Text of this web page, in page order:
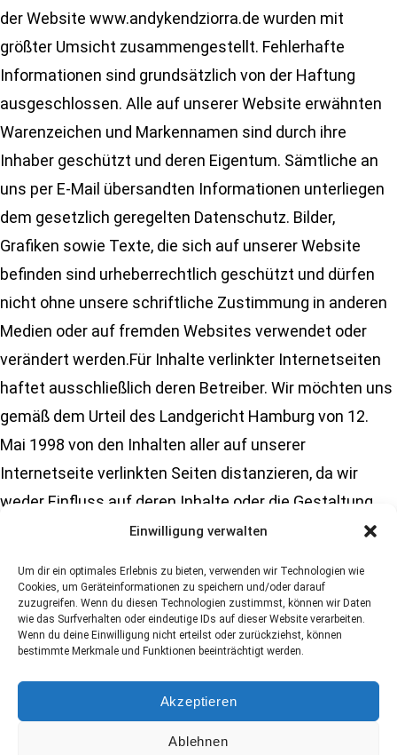
Einwilligung verwalten
Um dir ein optimales Erlebnis zu bieten, verwenden wir Technologien wie
Cookies, um Geräteinformationen zu speichern und/oder darauf
zuzugreifen. Wenn du diesen Technologien zustimmst, können wir Daten
wie das Surfverhalten oder eindeutige IDs auf dieser Website verarbeiten.
Wenn du deine Einwilligung nicht erteilst oder zurückziehst, können
bestimmte Merkmale und Funktionen beeinträchtigt werden.
Akzeptieren
Ablehnen
der Website www.andykendziorra.de wurden mit
größter Umsicht zusammengestellt. Fehlerhafte
Informationen sind grundsätzlich von der Haftung
ausgeschlossen. Alle auf unserer Website erwähnten
Warenzeichen und Markennamen sind durch ihre
Inhaber geschützt und deren Eigentum. Sämtliche an
uns per E-Mail übersandten Informationen unterliegen
dem gesetzlich geregelten Datenschutz. Bilder,
Grafiken sowie Texte, die sich auf unserer Website
befinden sind urheberrechtlich geschützt und dürfen
nicht ohne unsere schriftliche Zustimmung in anderen
Medien oder auf fremden Websites verwendet oder
verändert werden.Für Inhalte verlinkter Internetseiten
haftet ausschließlich deren Betreiber. Wir möchten uns
gemäß dem Urteil des Landgericht Hamburg von 12.
Mai 1998 von den Inhalten aller auf unserer
Internetseite verlinkten Seiten distanzieren, da wir
weder Einfluss auf deren Inhalte oder die Gestaltung
haben. Bitte teilen Sie uns mit, sofern Sie auf von uns
Rechte Dritter verstossen oder umstritten, bzw.
besorgniserregend sind. Alle Inhalte können ohne
Angaben von Gründen jederzeit verändert, ergänzt oder